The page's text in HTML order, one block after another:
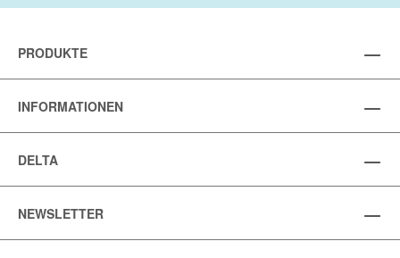
PRODUKTE
INFORMATIONEN
DELTA
NEWSLETTER